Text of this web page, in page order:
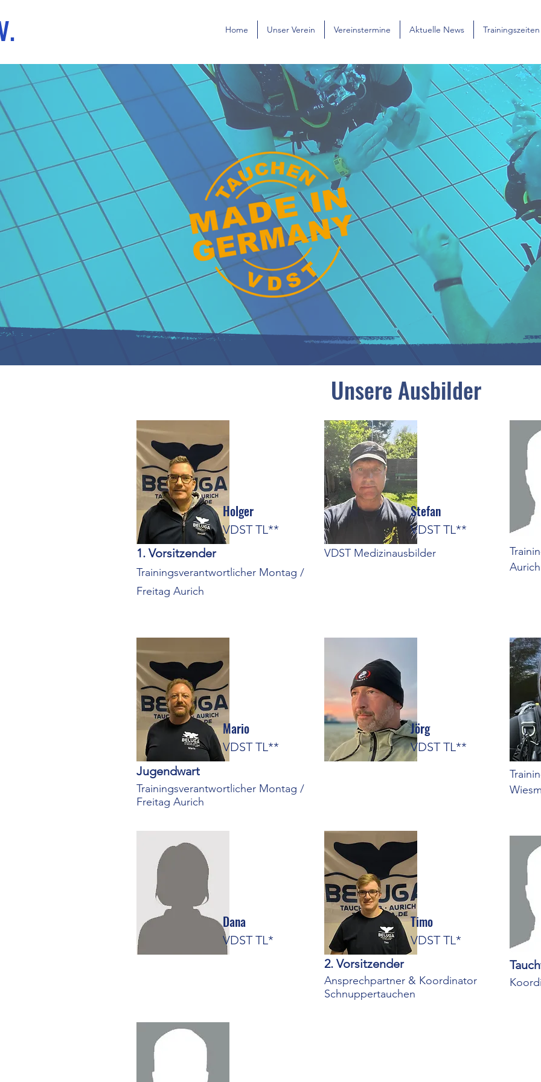
Home Unser Verein Vereinstermine Aktuelle News Trainingszeiten
Unsere Ausbilder
Holger
VDST TL**
Stefan
VDST TL**
1. Vorsitzender
Trainingsverantwortlicher Montag /
Freitag Aurich
T
Aurich
VDST Medizinausbilder
Mario
VDST TL**
Jugendwart
Trainingsverantwortlicher Montag /
Freitag Aurich
T
Jörg
VDST TL**
Dana
VDST TL*
Timo
VDST TL*
2. Vorsitzender
Ansprechpartner & Koordinator
Schnuppertauchen